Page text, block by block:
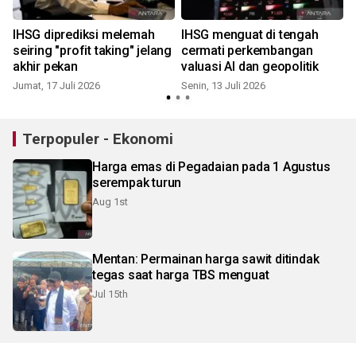
IHSG diprediksi melemah
seiring "profit taking" jelang
akhir pekan
Jumat, 17 Juli 2026
IHSG menguat di tengah
cermati perkembangan
valuasi AI dan geopolitik
Senin, 13 Juli 2026
Terpopuler - Ekonomi
Harga emas di Pegadaian pada 1 Agustus
serempak turun
Aug 1st
Mentan: Permainan harga sawit ditindak
tegas saat harga TBS menguat
Jul 15th